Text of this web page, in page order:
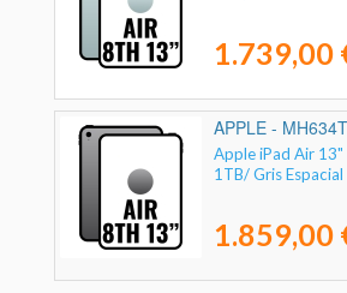
1.739,00
APPLE -
Apple iPad Air
1TB/ Gris Espacial
1.859,00